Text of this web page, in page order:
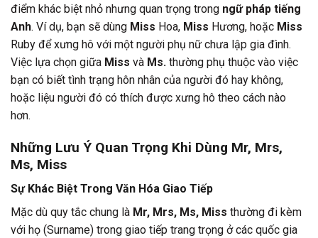
điểm khác biệt nhỏ nhưng quan trọng trong ngữ pháp tiếng
Anh. Ví dụ, bạn sẽ dùng Miss Hoa, Miss Hương, hoặc Miss
Ruby để xưng hô với một người phụ nữ chưa lập gia đình.
Việc lựa chọn giữa Miss và Ms. thường phụ thuộc vào việc
bạn có biết tình trạng hôn nhân của người đó hay không,
hoặc liệu người đó có thích được xưng hô theo cách nào
hơn.
Những Lưu Ý Quan Trọng Khi Dùng Mr, Mrs,
Ms, Miss
Sự Khác Biệt Trong Văn Hóa Giao Tiếp
Mặc dù quy tắc chung là Mr, Mrs, Ms, Miss thường đi kèm
với họ (Surname) trong giao tiếp trang trọng ở các quốc gia